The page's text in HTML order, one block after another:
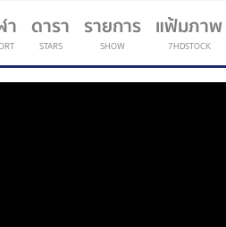
า
(current)
ดารา
STARS
รายการ
SHOW
แฟ้มภาพ
7HDSTOCK